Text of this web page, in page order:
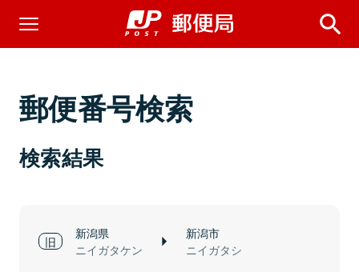
郵便番号検索
検索結果
新潟県
ニイガタケン
新潟市
ニイガタシ